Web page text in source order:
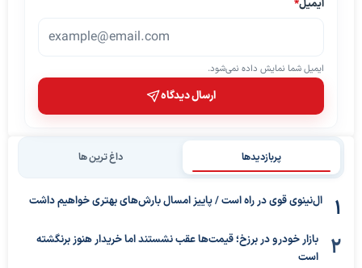
ایمیل*
ایمیل شما نمایش داده نمی‌شود.
ارسال دیدگاه
پربازدیدها داغ ترین ها
ال‌نینوی قوی در راه است / پاییز امسال بارش‌های بهتری خواهیم داشت
بازار خودرو در برزخ؛ قیمت‌ها عقب نشستند اما خریدار هنوز برنگشته
است